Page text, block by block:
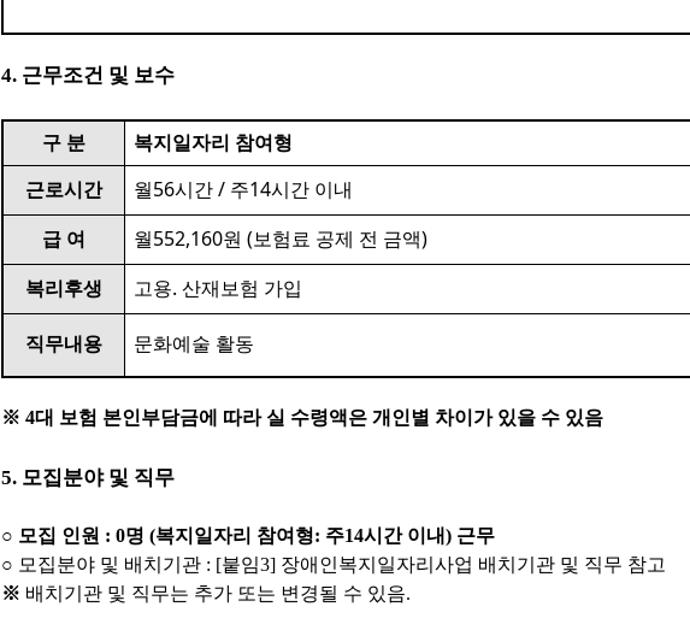
4. 근무조건 및 보수
구 분 복지일자리 참여형
근로시간 월56시간 / 주14시간 이내
급 여 월552,160원 ( 보험료 공제 전 금액)
복리후생 고용. 산재보험 가입
직무내용 문화예술 활동
※ 4대 보험 본인부담금에 따라 실 수령액은 개인별 차이가 있을 수 있음
5. 모집분야 및 직무
○ 모집 인원 : 0명 (복지일자리 참여형: 주14시간 이내) 근무
○ 모집분야 및 배치기관 : [붙임3] 장애인복지일자리사업 배치기관 및 직무 참고
※ 배치기관 및 직무는 추가 또는 변경될 수 있음.